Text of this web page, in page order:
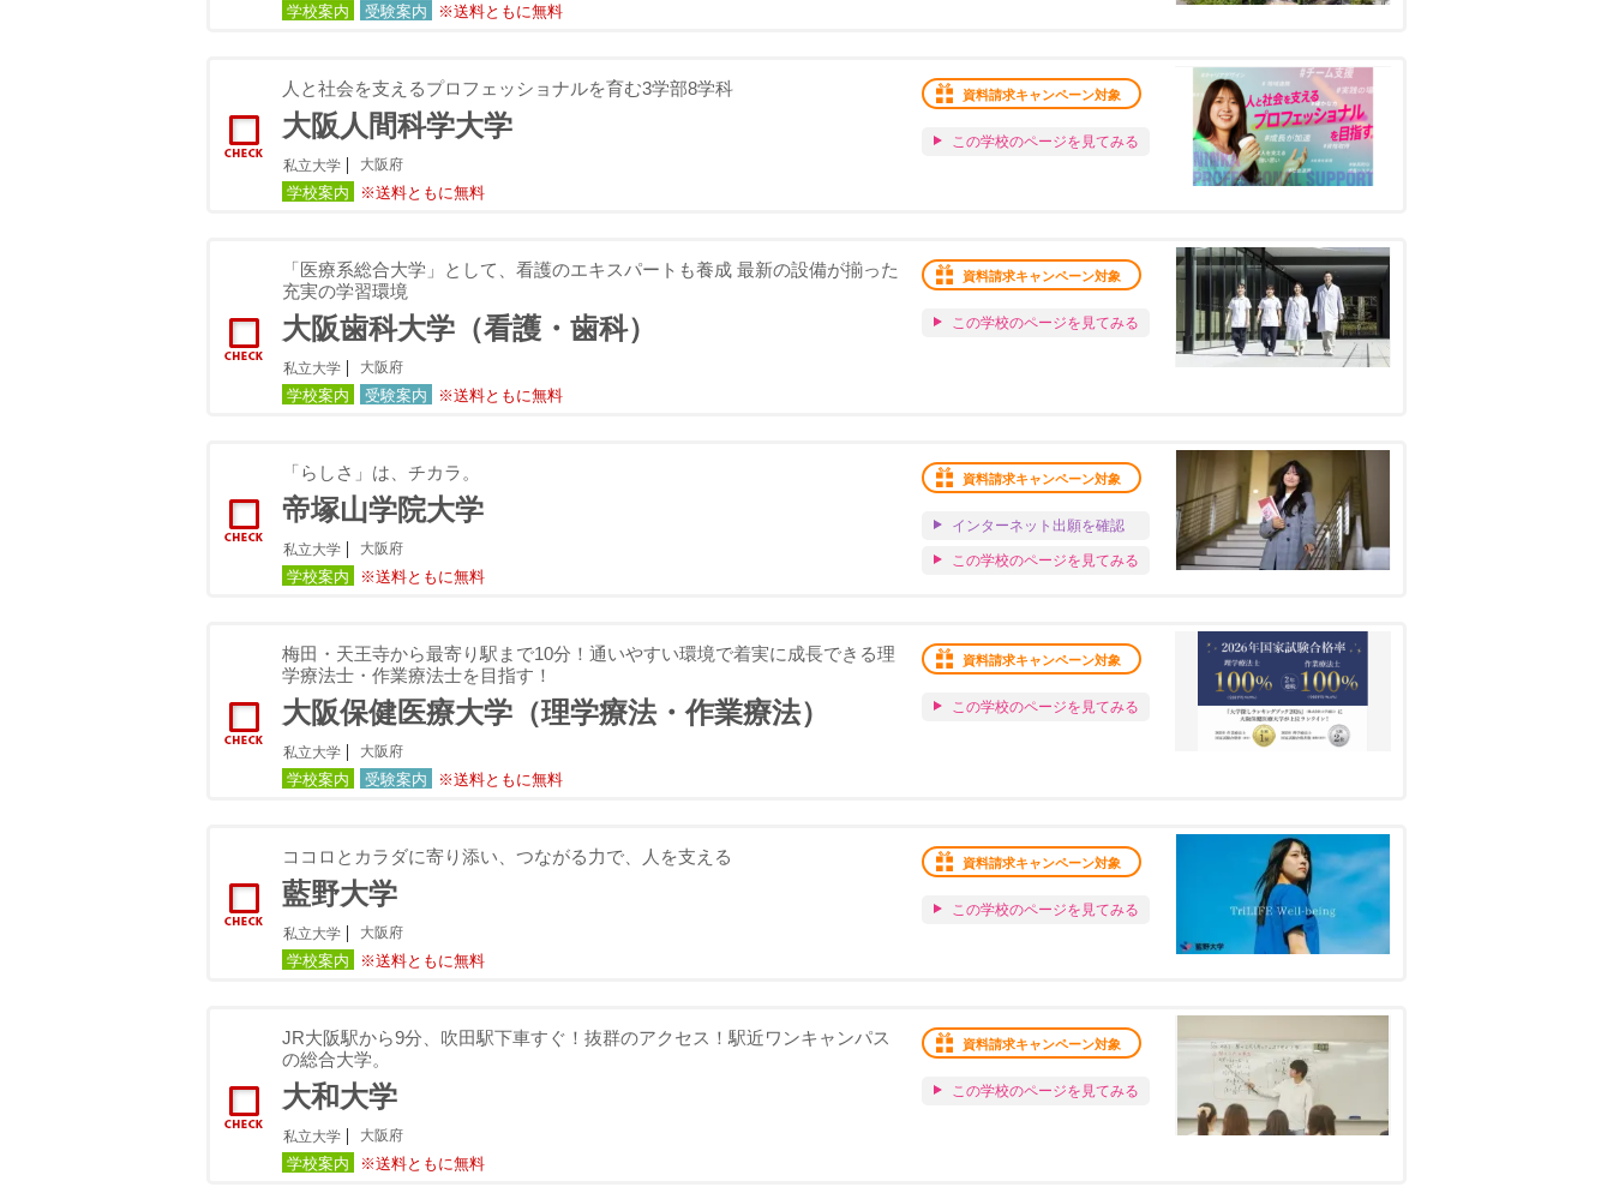
学校案内 受験案内 ※送料ともに無料
人と社会を支えるプロフェッショナルを育む3学部8学科
大阪人間科学大学
私立大学 大阪府
学校案内 ※送料ともに無料
資料請求キャンペーン対象
この学校のページを見てみる
「医療系総合大学」として、看護のエキスパートも養成 最新の設備が揃った
充実の学習環境
大阪歯科大学（看護・歯科）
私立大学 大阪府
学校案内 受験案内 ※送料ともに無料
資料請求キャンペーン対象
この学校のページを見てみる
「らしさ」は、チカラ。
帝塚山学院大学
私立大学 大阪府
学校案内 ※送料ともに無料
資料請求キャンペーン対象
インターネット出願を確認
この学校のページを見てみる
梅田・天王寺から最寄り駅まで10分！通いやすい環境で着実に成長できる理
学療法士・作業療法士を目指す！
大阪保健医療大学（理学療法・作業療法）
私立大学 大阪府
学校案内 受験案内 ※送料ともに無料
資料請求キャンペーン対象
この学校のページを見てみる
ココロとカラダに寄り添い、つながる力で、人を支える
藍野大学
私立大学 大阪府
学校案内 ※送料ともに無料
資料請求キャンペーン対象
この学校のページを見てみる
JR大阪駅から9分、吹田駅下車すぐ！抜群のアクセス！駅近ワンキャンパス
の総合大学。
大和大学
私立大学 大阪府
学校案内 ※送料ともに無料
資料請求キャンペーン対象
この学校のページを見てみる